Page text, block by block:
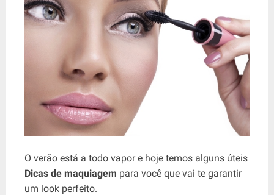
O verão está a todo vapor e hoje temos alguns úteis
Dicas de maquiagem para você que vai te garantir
um look perfeito.